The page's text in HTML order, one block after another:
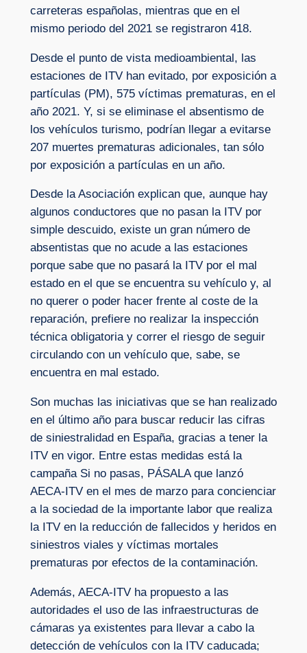
carreteras españolas, mientras que en el
mismo periodo del 2021 se registraron 418.
Desde el punto de vista medioambiental, las
estaciones de ITV han evitado, por exposición a
partículas (PM), 575 víctimas prematuras, en el
año 2021. Y, si se eliminase el absentismo de
los vehículos turismo, podrían llegar a evitarse
207 muertes prematuras adicionales, tan sólo
por exposición a partículas en un año.
Desde la Asociación explican que, aunque hay
algunos conductores que no pasan la ITV por
simple descuido, existe un gran número de
absentistas que no acude a las estaciones
porque sabe que no pasará la ITV por el mal
estado en el que se encuentra su vehículo y, al
no querer o poder hacer frente al coste de la
reparación, prefiere no realizar la inspección
técnica obligatoria y correr el riesgo de seguir
circulando con un vehículo que, sabe, se
encuentra en mal estado.
Son muchas las iniciativas que se han realizado
en el último año para buscar reducir las cifras
de siniestralidad en España, gracias a tener la
ITV en vigor. Entre estas medidas está la
campaña Si no pasas, PÁSALA que lanzó
AECA-ITV en el mes de marzo para concienciar
a la sociedad de la importante labor que realiza
la ITV en la reducción de fallecidos y heridos en
siniestros viales y víctimas mortales
prematuras por efectos de la contaminación.
Además, AECA-ITV ha propuesto a las
autoridades el uso de las infraestructuras de
cámaras ya existentes para llevar a cabo la
detección de vehículos con la ITV caducada;